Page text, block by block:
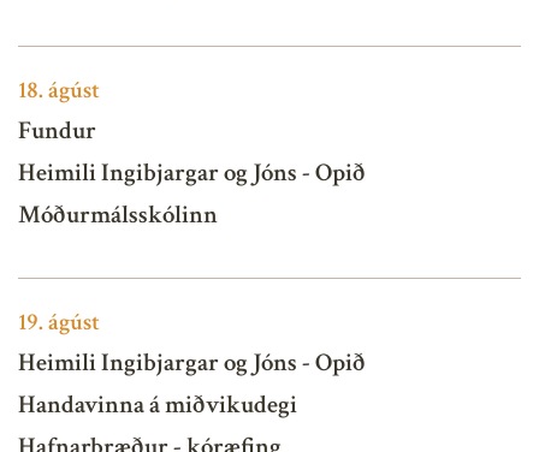
18.ágúst
Fundur
Heimili Ingibjargar og Jóns - Opið
Móðurmálsskólinn
19.ágúst
Heimili Ingibjargar og Jóns - Opið
Handavinna á miðvikudegi